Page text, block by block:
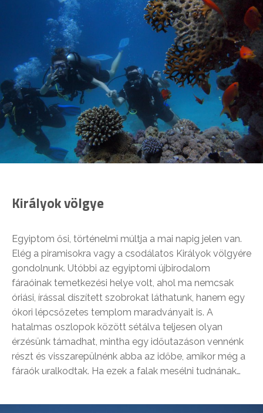
Királyok völgye
Egyiptom ősi, történelmi múltja a mai napig jelen van.
Elég a piramisokra vagy a csodálatos Királyok völgyére
gondolnunk. Utóbbi az egyiptomi újbirodalom
fáraóinak temetkezési helye volt, ahol ma nemcsak
óriási, írással díszített szobrokat láthatunk, hanem egy
ókori lépcsőzetes templom maradványait is. A
hatalmas oszlopok között sétálva teljesen olyan
érzésünk támadhat, mintha egy időutazáson vennénk
részt és visszarepülnénk abba az időbe, amikor még a
fáraók uralkodtak. Ha ezek a falak mesélni tudnának…